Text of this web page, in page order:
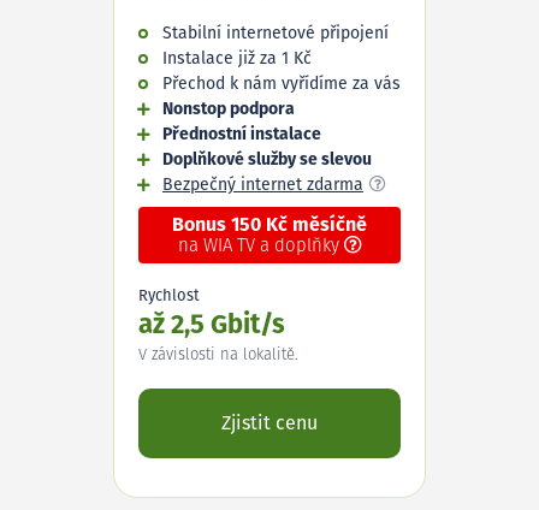
Stabilní internetové připojení
Instalace již za 1 Kč
Přechod k nám vyřídíme za vás
Nonstop podpora
Přednostní instalace
Doplňkové služby se slevou
Bezpečný internet zdarma
Bonus 150 Kč měsíčně
na WIA TV a doplňky
Rychlost
až 2,5 Gbit/s
V závislosti na lokalitě.
Zjistit cenu